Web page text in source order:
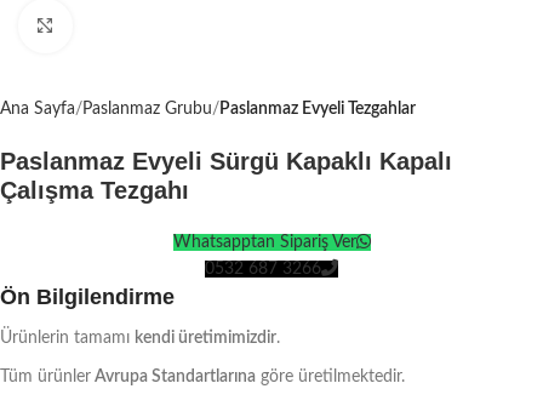
Ana Sayfa Paslanmaz Grubu Paslanmaz Evyeli Tezgahlar
Paslanmaz Evyeli Sürgü Kapaklı Kapalı
Çalışma Tezgahı
Whatsapptan Sipariş Ver
0532 687 3266
Ön Bilgilendirme
Ürünlerin tamamı kendi üretimimizdir.
Tüm ürünler Avrupa Standartlarına göre üretilmektedir.